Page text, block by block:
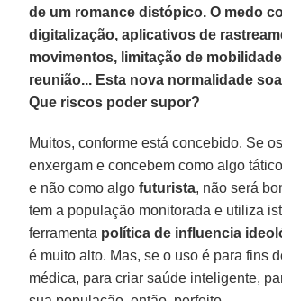
de um romance distópico. O medo
digitalização, aplicativos de
movimentos, limitação de
reunião... Esta nova normalidade
Que riscos poder supor?
Muitos, conforme está concebido. Se
enxergam e concebem como algo
e não como algofuturista, não será
tem a população monitorada e utiliza
ferramenta política de influencia
é muito alto. Mas, se o uso é para fins
médica, para criar saúde inteligente,